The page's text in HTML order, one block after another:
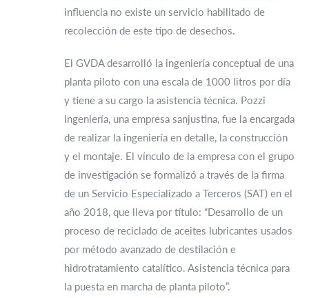
influencia no existe un servicio habilitado de
recolección de este tipo de desechos.
El GVDA desarrolló la ingeniería conceptual de una
planta piloto con una escala de 1000 litros por día
y tiene a su cargo la asistencia técnica. Pozzi
Ingeniería, una empresa sanjustina, fue la encargada
de realizar la ingeniería en detalle, la construcción
y el montaje. El vínculo de la empresa con el grupo
de investigación se formalizó a través de la firma
de un Servicio Especializado a Terceros (SAT) en el
año 2018, que lleva por título: “Desarrollo de un
proceso de reciclado de aceites lubricantes usados
por método avanzado de destilación e
hidrotratamiento catalítico. Asistencia técnica para
la puesta en marcha de planta piloto”.